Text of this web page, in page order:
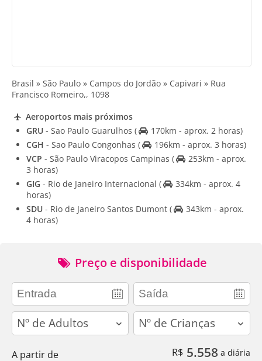
Brasil » São Paulo » Campos do Jordão » Capivari » Rua
Francisco Romeiro,, 1098
Aeroportos mais próximos
GRU - Sao Paulo Guarulhos (
170km - aprox. 2 horas)
CGH - Sao Paulo Congonhas (
196km - aprox. 3 horas)
VCP - São Paulo Viracopos Campinas (
253km - aprox.
3 horas)
GIG - Rio de Janeiro Internacional (
334km - aprox. 4
horas)
SDU - Rio de Janeiro Santos Dumont (
343km - aprox.
4 horas)
Preço e disponibilidade
adults children
A partir de R$ 5.558 a diária